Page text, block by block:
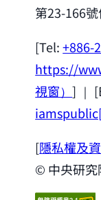
第23-166
[Tel:+886-
https://
視窗）] ｜
[隱私權及
© 中央研究